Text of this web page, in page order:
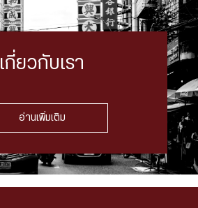
เกี่ยวกับเรา
อ่านเพิ่มเติม